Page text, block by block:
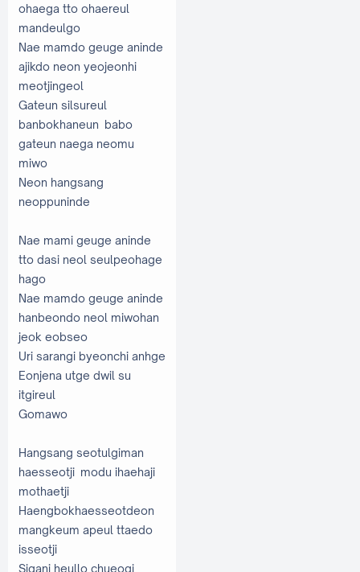
ohaega tto ohaereul
mandeulgo
Nae mamdo geuge aninde
ajikdo neon yeojeonhi
meotjingeol
Gateun silsureul
banbokhaneun babo
gateun naega neomu
miwo
Neon hangsang
neoppuninde
Nae mami geuge aninde
tto dasi neol seulpeohage
hago
Nae mamdo geuge aninde
hanbeondo neol miwohan
jeok eobseo
Uri sarangi byeonchi anhge
Eonjena utge dwil su
itgireul
Gomawo
Hangsang seotulgiman
haesseotji modu ihaehaji
mothaetji
Haengbokhaesseotdeon
mangkeum apeul ttaedo
isseotji
Sigani heullo chueogi